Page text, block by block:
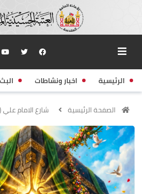
الرئيسية اخبار ونشاطات
الصفحة الرئيسية شارع الامام علي